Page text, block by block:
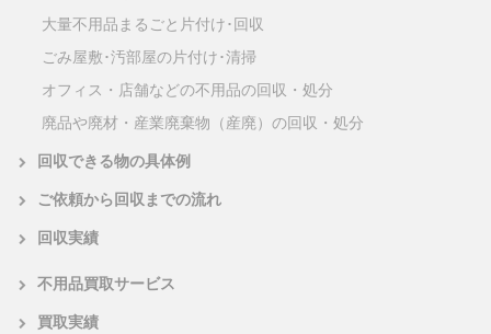
大量不用品まるごと片付け･回収
ごみ屋敷･汚部屋の片付け･清掃
オフィス・店舗などの不用品の回収・処分
廃品や廃材・産業廃棄物（産廃）の回収・処分
回収できる物の具体例
ご依頼から回収までの流れ
回収実績
不用品買取サービス
買取実績